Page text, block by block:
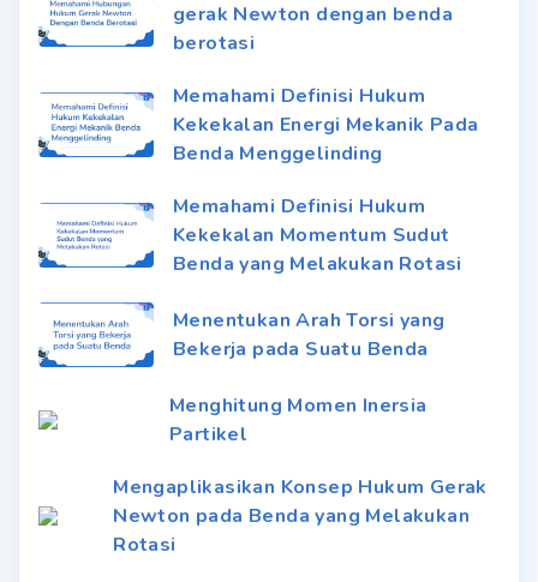
gerak Newton dengan benda
berotasi
Memahami Definisi Hukum
Kekekalan Energi Mekanik Pada
Benda Menggelinding
Memahami Definisi Hukum
Kekekalan Momentum Sudut
Benda yang Melakukan Rotasi
Menentukan Arah Torsi yang
Bekerja pada Suatu Benda
Menghitung Momen Inersia
Partikel
Mengaplikasikan Konsep Hukum Gerak
Newton pada Benda yang Melakukan
Rotasi